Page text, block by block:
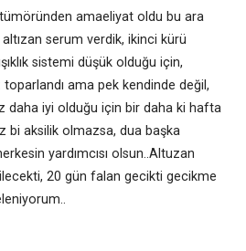
amaeliyat oldu bu ara
serum verdik, ikinci kürü
sistemi düşük olduğu için,
ama pek kendinde değil,
daha iyi olduğu için bir daha ki hafta
bi aksilik olmazsa, dua başka
yardımcısı olsun..Altuzan
20 gün falan gecikti gecikme